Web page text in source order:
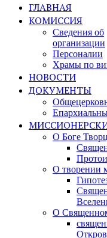
ГЛАВНАЯ
КОМИССИЯ
Сведения об
организации
Персоналии
Храмы по
НОВОСТИ
ДОКУМЕНТЫ
О Боге
О творении
О